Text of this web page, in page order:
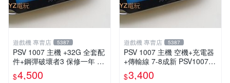
遊戲機 專賣店 5387
PSV 1007 主機 +32G 全套配
件+鋼彈破壞者3 保修一年 品
質有保障 psvita
$4,500
遊戲機 專賣店 5387
PSV 1007 主機 空機+充電器
+傳輸線 7-8成新 PSV1007
一年保修
$3,400